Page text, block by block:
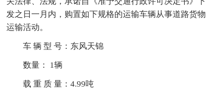
发之日一月内，购置如下规格的运输车辆从事道路货物
运输活动。
车 辆 型 号：东风天锦
数量： 1辆
载 重 质 量：4.99吨